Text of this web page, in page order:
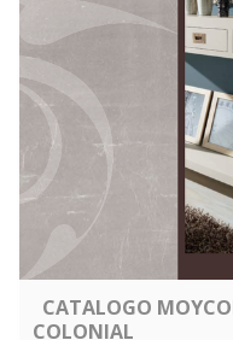
CATALOGO
COLONIAL